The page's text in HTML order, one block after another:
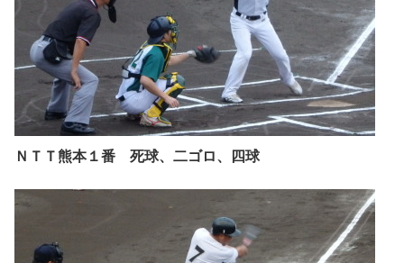
ＮＴＴ熊本１番 死球、二ゴロ、四球